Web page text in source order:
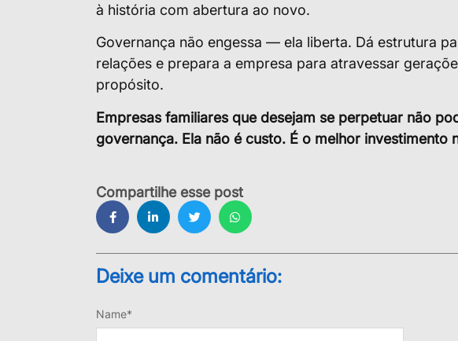
à história com abertura ao novo.
Governança não engessa — ela liberta. Dá estrutura
relações e prepara a empresa para atravessar
propósito.
Empresas familiares que desejam se perpetuar não
governança. Ela não é custo. É o melhor investimento
Compartilhe esse post
Deixe um comentário:
Leave a Reply
Name*